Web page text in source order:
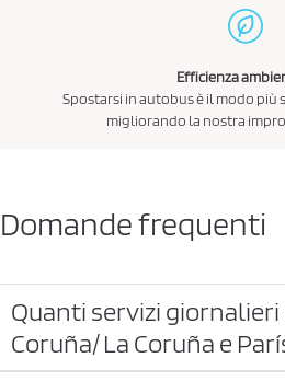
Efficienza
Spostarsi in autobus è il modo più
migliorando la nostra
Domande frequenti
Quanti servizi giornalieri
Coruña/ La Coruña e